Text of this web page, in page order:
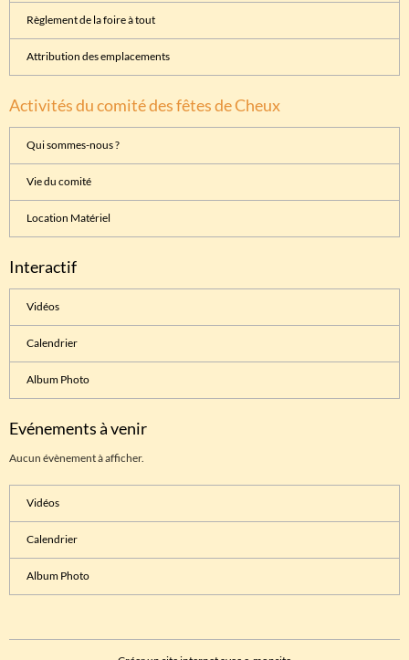
Règlement de la foire à tout
Attribution des emplacements
Activités du comité des fêtes de Cheux
Qui sommes-nous ?
Vie du comité
Location Matériel
Interactif
Vidéos
Calendrier
Album Photo
Evénements à venir
Aucun évènement à afficher.
Vidéos
Calendrier
Album Photo